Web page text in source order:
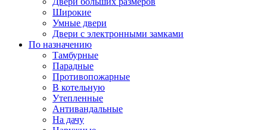
Широкие
Умные двери
Двери с электронными замками
По назначению
Тамбурные
Парадные
Противопожарные
В котельную
Утепленные
Антивандальные
На дачу